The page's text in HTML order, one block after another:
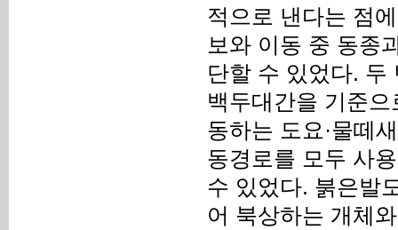
적으로 낸다는 점
보와 이동 중 동종
단할 수 있었다. 두
백두대간을 기준
동하는 도요·물떼
동경로를 모두 사
수 있었다. 붉은발
어 북상하는 개체